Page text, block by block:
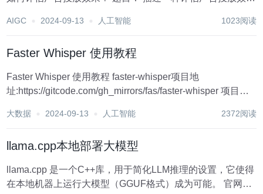
进行： 点击率（Click-Through Rate, CTR）：...
AIGC 2024-09-13 人工智能 1023阅读
Faster Whisper 使用教程
Faster Whisper 使用教程 faster-whisper项目地
址:https://gitcode.com/gh_mirrors/fas/faster-whisper 项目介
大数据 2024-09-13 人工智能 2372阅读
llama.cpp本地部署大模型
llama.cpp 是一个C++库，用于简化LLM推理的设置，它使得
在本地机器上运行大模型（GGUF格式）成为可能。 官网：